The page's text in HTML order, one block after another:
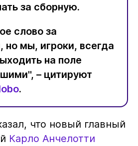
за сборную.
слово за
но мы, игроки, всегда
на поле
– цитируют
.
что новый главный
Карло Анчелотти